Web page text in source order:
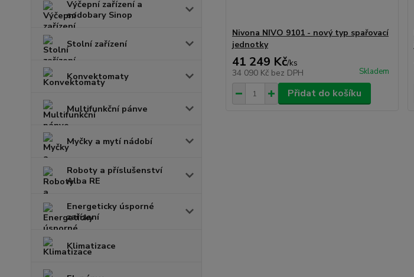
Výčepní zařízení a
sodobary Sinop
Stolní zařízení
Konvektomaty
Multifunkční pánve
Myčky a mytí nádobí
Roboty a příslušenství
Alba RE
Energeticky úsporné
zařízení
Klimatizace
Nivona NIVO 9101 - nový typ spařovací
jednotky
41 249 Kč/ks
34 090 Kč bez DPH Skladem
Přidat do košíku